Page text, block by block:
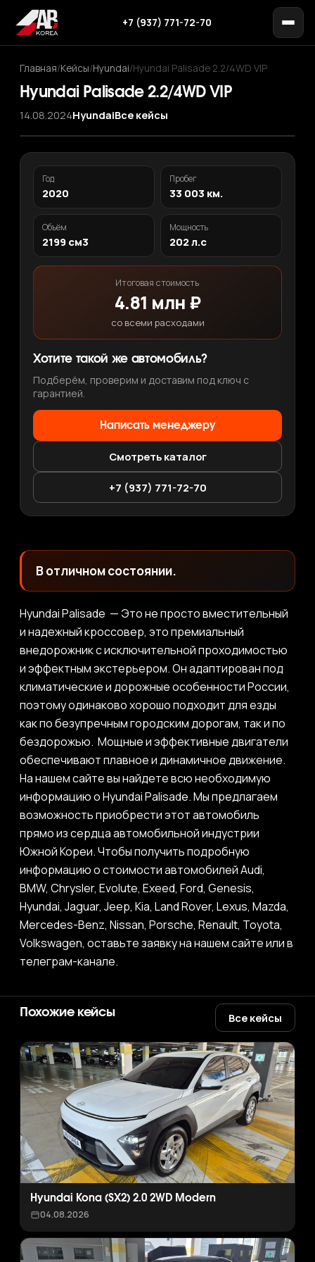
+7 (937) 771-72-70
Главная/Кейсы/Hyundai/Hyundai Palisade 2.2/4WD VIP
Hyundai Palisade 2.2/4WD VIP
14.08.2024HyundaiВсе кейсы
‹
›
1/ 12
Год
2020
Пробег
33 003 км.
Объём
2199 см3
Мощность
202 л.с
Итоговая стоимость
4.81 млн ₽
со всеми расходами
Хотите такой же автомобиль?
Подберём, проверим и доставим под ключ с
гарантией.
Написать менеджеру
Смотреть каталог
+7 (937) 771-72-70
В отличном состоянии.
Hyundai Palisade — Это не просто вместительный
и надежный кроссовер, это премиальный
внедорожник с исключительной проходимостью
и эффектным экстерьером. Он адаптирован под
климатические и дорожные особенности России,
поэтому одинаково хорошо подходит для езды
как по безупречным городским дорогам, так и по
бездорожью. Мощные и эффективные двигатели
обеспечивают плавное и динамичное движение.
На нашем сайте вы найдете всю необходимую
информацию о Hyundai Palisade. Мы предлагаем
возможность приобрести этот автомобиль
прямо из сердца автомобильной индустрии
Южной Кореи. Чтобы получить подробную
информацию о стоимости автомобилей Audi,
BMW, Chrysler, Evolute, Exeed, Ford, Genesis,
Hyundai, Jaguar, Jeep, Kia, Land Rover, Lexus, Mazda,
Mercedes-Benz, Nissan, Porsche, Renault, Toyota,
Volkswagen, оставьте заявку на нашем сайте или в
телеграм-канале.
Похожие кейсы Все кейсы
Hyundai Kona (SX2) 2.0 2WD Modern
04.08.2026